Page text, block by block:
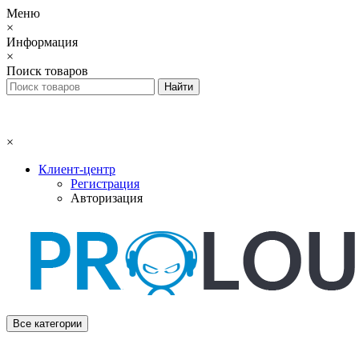
Меню
×
Информация
×
Поиск товаров
×
Клиент-центр
Регистрация
Авторизация
Все категории